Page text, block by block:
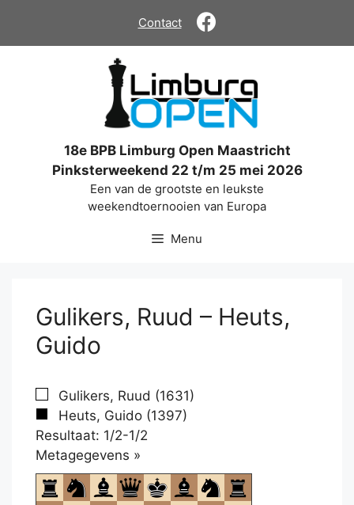
de
Contact
18e BPB Limburg Open Maastricht
Pinksterweekend 22 t/m 25 mei 2026
Een van de grootste en leukste
weekendtoernooien van Europa
Menu
Gulikers, Ruud – Heuts,
Guido
Gulikers, Ruud (1631)
Heuts, Guido (1397)
Resultaat: 1/2-1/2
Metagegevens »
om
te